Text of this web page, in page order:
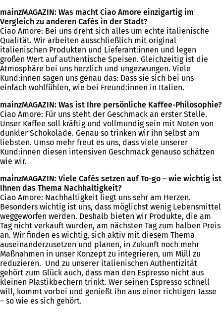
mainzMAGAZIN: Was macht Ciao Amore einzigartig im
Vergleich zu anderen Cafés in der Stadt?
Ciao Amore: Bei uns dreht sich alles um echte italienische
Qualität. Wir arbeiten ausschließlich mit original
italienischen Produkten und Lieferant:innen und legen
großen Wert auf authentische Speisen. Gleichzeitig ist die
Atmosphäre bei uns herzlich und ungezwungen. Viele
Kund:innen sagen uns genau das: Dass sie sich bei uns
einfach wohlfühlen, wie bei Freund:innen in Italien.
mainzMAGAZIN: Was ist Ihre persönliche Kaffee-Philosophie?
Ciao Amore: Für uns steht der Geschmack an erster Stelle.
Unser Kaffee soll kräftig und vollmundig sein mit Noten von
dunkler Schokolade. Genau so trinken wir ihn selbst am
liebsten. Umso mehr freut es uns, dass viele unserer
Kund:innen diesen intensiven Geschmack genauso schätzen
wie wir.
mainzMAGAZIN: Viele Cafés setzen auf To-go – wie wichtig ist
Ihnen das Thema Nachhaltigkeit?
Ciao Amore: Nachhaltigkeit liegt uns sehr am Herzen.
Besonders wichtig ist uns, dass möglichst wenig Lebensmittel
weggeworfen werden. Deshalb bieten wir Produkte, die am
Tag nicht verkauft wurden, am nächsten Tag zum halben Preis
an. Wir finden es wichtig, sich aktiv mit diesem Thema
auseinanderzusetzen und planen, in Zukunft noch mehr
Maßnahmen in unser Konzept zu integrieren, um Müll zu
reduzieren. Und zu unserer italienischen Authentizität
gehört zum Glück auch, dass man den Espresso nicht aus
kleinen Plastikbechern trinkt. Wer seinen Espresso schnell
will, kommt vorbei und genießt ihn aus einer richtigen Tasse
– so wie es sich gehört.